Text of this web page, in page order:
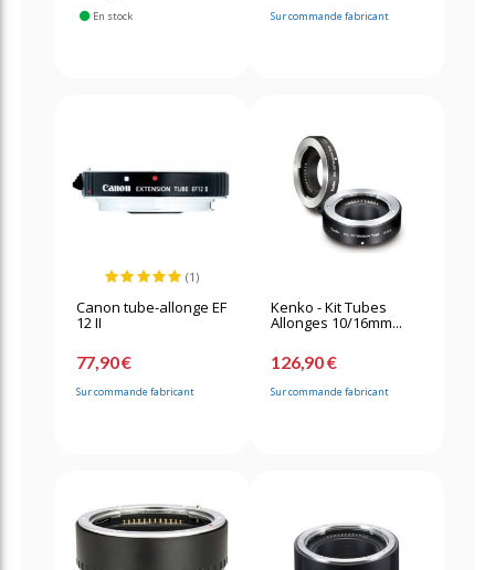
En stock Sur commande fabricant
(1)
Canon tube-allonge EF
12 II
77,90 €
Sur commande fabricant
Kenko - Kit Tubes
Allonges 10/16mm...
126,90 €
Sur commande fabricant